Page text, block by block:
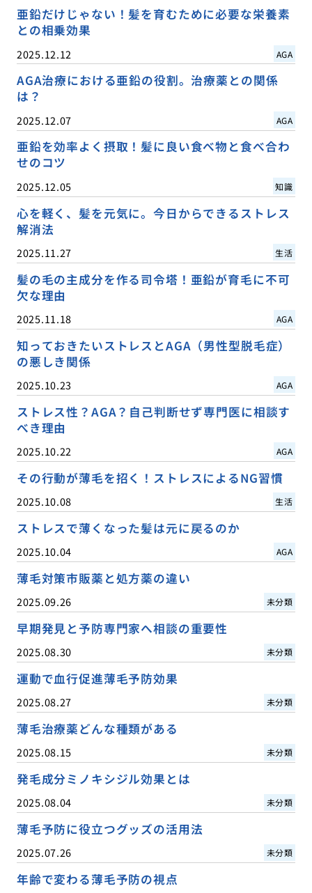
亜鉛だけじゃない！髪を育むために必要な栄養素
との相乗効果
2025.12.12 AGA
AGA治療における亜鉛の役割。治療薬との関係
は？
2025.12.07 AGA
亜鉛を効率よく摂取！髪に良い食べ物と食べ合わ
せのコツ
2025.12.05 知識
心を軽く、髪を元気に。今日からできるストレス
解消法
2025.11.27 生活
髪の毛の主成分を作る司令塔！亜鉛が育毛に不可
欠な理由
2025.11.18 AGA
知っておきたいストレスとAGA（男性型脱毛症）
の悪しき関係
2025.10.23 AGA
ストレス性？AGA？自己判断せず専門医に相談す
べき理由
2025.10.22 AGA
その行動が薄毛を招く！ストレスによるNG習慣
2025.10.08 生活
ストレスで薄くなった髪は元に戻るのか
2025.10.04 AGA
薄毛対策市販薬と処方薬の違い
2025.09.26 未分類
早期発見と予防専門家へ相談の重要性
2025.08.30 未分類
運動で血行促進薄毛予防効果
2025.08.27 未分類
薄毛治療薬どんな種類がある
2025.08.15 未分類
発毛成分ミノキシジル効果とは
2025.08.04 未分類
薄毛予防に役立つグッズの活用法
2025.07.26 未分類
年齢で変わる薄毛予防の視点